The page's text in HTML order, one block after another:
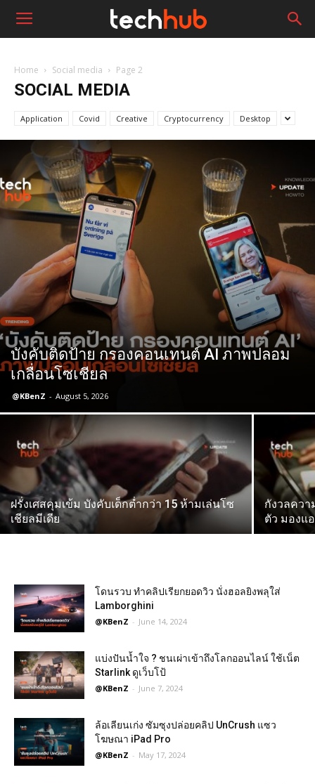
Home Social media Page 2
SOCIAL MEDIA
Application Covid Creative Cryptocurrency Desktop
บังคับติดป้าย กรองคอนเทนต์ AI ภาพปลอม
เกลื่อนโซเชียล
@KBenZ - August 5, 2026
ฝรั่งเศสคุมเข้ม บังคับเด็กต่ำกว่า 15 ห้ามเล่นโซ
เชียลมีเดีย
กังวลคว
ตัว มองแ
โดนรวบ ทำคลิปเรียกยอดวิว นั่งฮอลยิงพลุใส่
Lamborghini
@KBenZ - June 14, 2024
แบ่งปันน้ำใจ ? ชนเผ่าเข้าถึงโลกออนไลน์ ใช้เน็ต
Starlink ดูเว็บโป้
@KBenZ - June 7, 2024
ล้อเลียนเก่ง ซัมซุงปล่อยคลิป UnCrush แซว
โฆษณา iPad Pro
@KBenZ - May 17, 2024